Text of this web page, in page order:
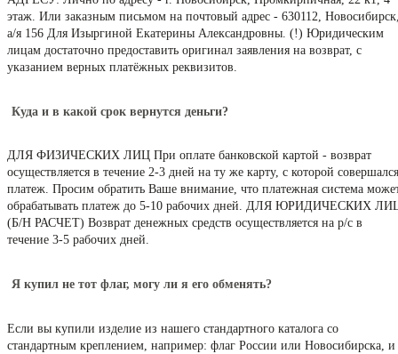
этаж. Или заказным письмом на почтовый адрес - 630112,
а/я 156 Для Изыргиной Екатерины Александровны. (!) Юридическим
лицам достаточно предоставить оригинал заявления на возврат, с
указанием верных платёжных реквизитов.
Куда и в какой срок вернутся деньги?
ДЛЯ ФИЗИЧЕСКИХ ЛИЦ При оплате банковской картой - возврат
осуществляется в течение 2-3 дней на ту же карту, с которой совершался
платеж. Просим обратить Ваше внимание, что платежная система
обрабатывать платеж до 5-10 рабочих дней. ДЛЯ ЮРИДИЧЕСКИХ
(Б/Н РАСЧЕТ) Возврат денежных средств осуществляется на р/с в
течение 3-5 рабочих дней.
Я купил не тот флаг, могу ли я его обменять?
Если вы купили изделие из нашего стандартного каталога со
стандартным креплением, например: флаг России или Новосибирска, и